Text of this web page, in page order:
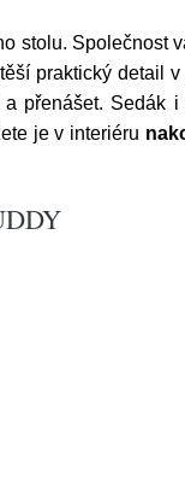
stolu. Společnost
praktický detail
přenášet. Sedák
je v interiéru